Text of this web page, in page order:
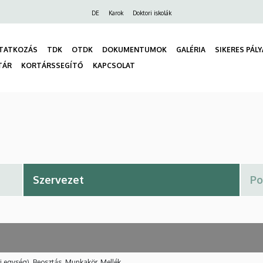
DE Karok Doktori iskolák
TDK OTDK DOKUMENTUMOK GALÉRIA
SIKERES
KORTÁRSSEGÍTŐ KAPCSOLAT